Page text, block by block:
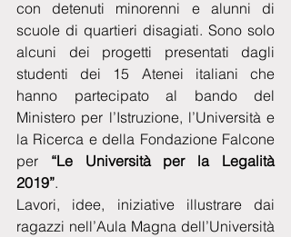
con detenuti minorenni e alunni di
scuole di quartieri disagiati. Sono solo
alcuni dei progetti presentati dagli
studenti dei 15 Atenei italiani che
hanno partecipato al bando del
Ministero per l’Istruzione, l’Università e
la Ricerca e della Fondazione Falcone
per “Le Università per la Legalità
2019”.
Lavori, idee, iniziative illustrare dai
ragazzi nell’Aula Magna dell’Università